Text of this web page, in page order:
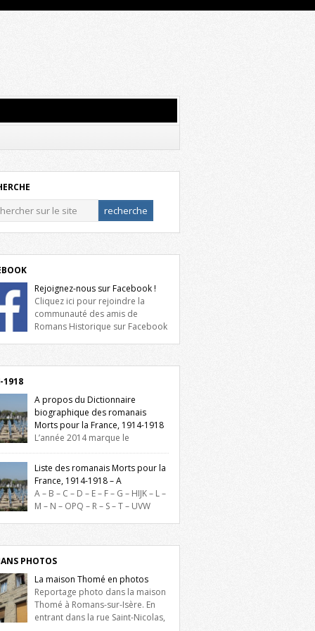
Rejoignez-nous sur Facebook !
Cliquez ici pour rejoindre la
communauté des amis de
Romans Historique sur Facebook
1918
A propos du Dictionnaire
biographique des romanais
Morts pour la France, 1914-1918
L’année 2014 marque le
du début de la Première Guerre
et ce dictionnaire biographique veut
hommage aux romanais Morts pour la
durant ce conflit. La base de cette
historique est constituée des noms
sur les plaques commémoratives de
de Ville, du lycée du Dauphiné et du
Liste des romanais Morts pour la
France, 1914-1918 – A
A – B – C – D – E – F – G – HIJK – L –
M – N – OPQ – R – S – T – UVW
lettre. Liste des romanais […]
PHOTOS
La maison Thomé en photos
Reportage photo dans la maison
Thomé à Romans-sur-Isère. En
entrant dans la rue Saint-Nicolas,